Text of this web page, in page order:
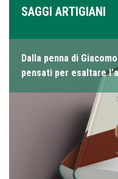
SAGGI ARTIGIANI
Dalla penna di
pensati per esaltare